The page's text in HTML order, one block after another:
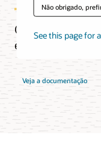
Não obrigado,
See this page for
Os adaptadores
econômicos do
Veja a documentação